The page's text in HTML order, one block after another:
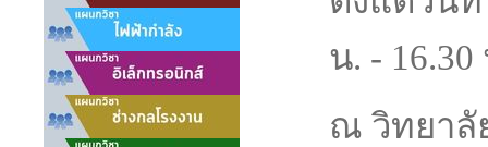
น. -
ณ วิทยาลั